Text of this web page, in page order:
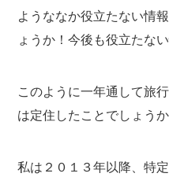
ようななか役立たない情
ょうか！今後も役立たな
このように一年通して旅
は定住したことでしょうか
私は２０１３年以降、特